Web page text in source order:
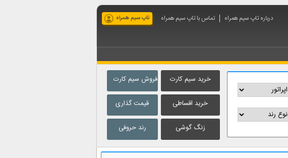
تاپ سیم همراه درباره تاپ سیم همراه تماس با تاپ سیم همراه
فروش سیم کارت
قیمت گذاری
رند حروفی
خرید سیم کارت
خرید اقساطی
زنگ گوشی